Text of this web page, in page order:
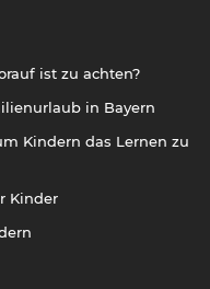
ist zu achten?
in Bayern
Kindern das Lernen zu
Kinder